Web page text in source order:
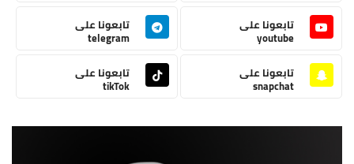
تابعونا على
youtube
تابعونا على
telegram
تابعونا على
snapchat
تابعونا على
tikTok